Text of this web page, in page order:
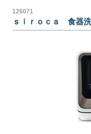
126071
ｓｉｒｏｃａ 食器